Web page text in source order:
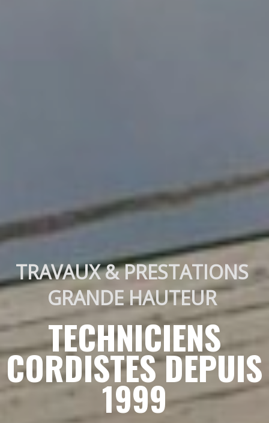
TRAVAUX & PRESTATIONS
GRANDE HAUTEUR
TECHNICIENS
CORDISTES DEPUIS
1999